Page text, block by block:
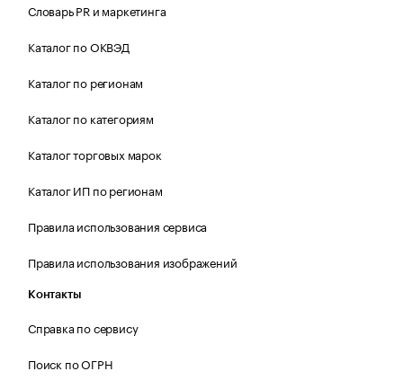
Словарь PR и маркетинга
Каталог по ОКВЭД
Каталог по регионам
Каталог по категориям
Каталог торговых марок
Каталог ИП по регионам
Правила использования сервиса
Правила использования изображений
Контакты
Справка по сервису
Поиск по ОГРН